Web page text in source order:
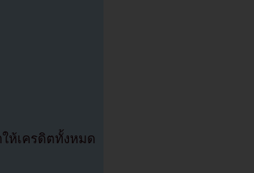
ห้เครดิตทั้งหมด